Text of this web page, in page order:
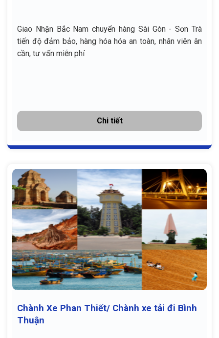
Giao Nhận Bắc Nam chuyển hàng Sài Gòn - Sơn Trà
tiến độ đảm bảo, hàng hóa hóa an toàn, nhân viên ân
cần, tư vấn miễn phí
Chi tiết
Chành Xe Phan Thiết/ Chành xe tải đi Bình
Thuận